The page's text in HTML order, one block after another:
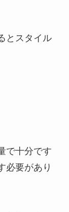
とスタイル
で十分です
必要があり